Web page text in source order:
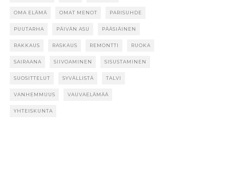
OMA ELÄMÄ OMAT MENOT PARISUHDE
PUUTARHA PÄIVÄN ASU PÄÄSIÄINEN
RAKKAUS RASKAUS REMONTTI RUOKA
SAIRAANA SIIVOAMINEN SISUSTAMINEN
SUOSITTELUT SYVÄLLISTÄ TALVI
VANHEMMUUS VAUVAELÄMÄÄ
YHTEISKUNTA